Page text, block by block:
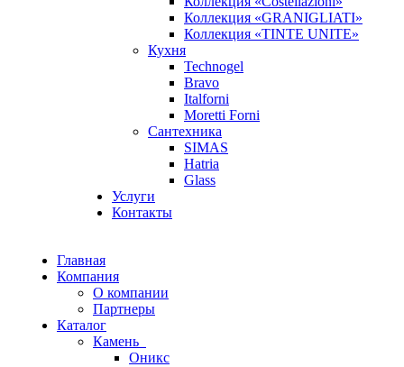
Коллекция «GRANIGLIATI»
Коллекция «TINTE UNITE»
Кухня
Technogel
Bravo
Italforni
Moretti Forni
Сантехника
SIMAS
Hatria
Glass
Услуги
Контакты
Главная
Компания
О компании
Партнеры
Каталог
Камень
Оникс